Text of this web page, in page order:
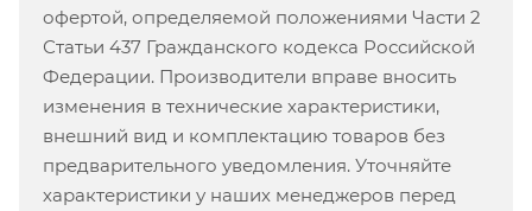
офертой, определяемой положениями Части 2
Статьи 437 Гражданского кодекса Российской
Федерации. Производители вправе вносить
изменения в технические характеристики,
внешний вид и комплектацию товаров без
предварительного уведомления. Уточняйте
характеристики у наших менеджеров перед